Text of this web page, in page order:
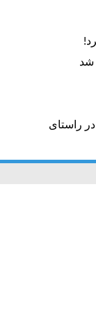
شد
راستای